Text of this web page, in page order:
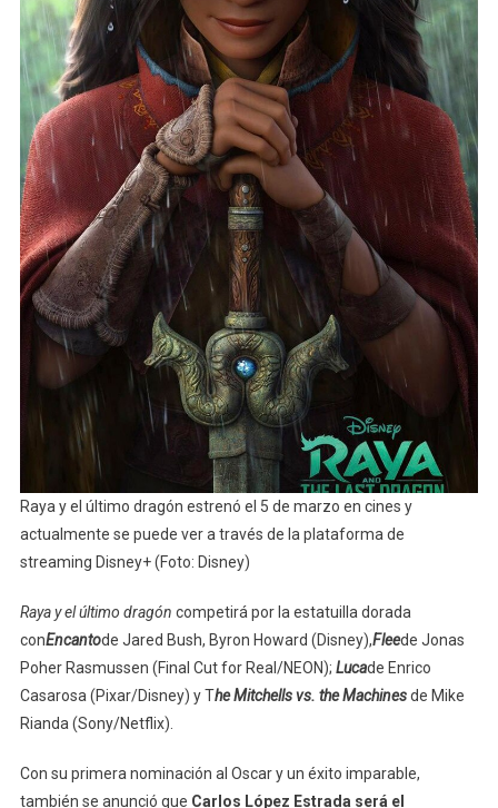
Raya y el último dragón estrenó el 5 de marzo en cines y
actualmente se puede ver a través de la plataforma de
streaming Disney+ (Foto: Disney)
Raya y el último dragón competirá por la estatuilla dorada
conEncantode Jared Bush, Byron Howard (Disney),Fleede Jonas
Poher Rasmussen (Final Cut for Real/NEON); Lucade Enrico
Casarosa (Pixar/Disney) y The Mitchells vs. the Machinesde Mike
Rianda (Sony/Netflix).
Con su primera nominación al Oscar y un éxito imparable,
también se anunció que Carlos López Estrada será el